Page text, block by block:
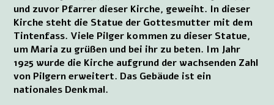
und zuvor Pfarrer dieser Kirche, geweiht. In dieser
Kirche steht die Statue der Gottesmutter mit dem
Tintenfass. Viele Pilger kommen zu dieser Statue,
um Maria zu grüßen und bei ihr zu beten. Im Jahr
1925 wurde die Kirche aufgrund der wachsenden Zahl
von Pilgern erweitert. Das Gebäude ist ein
nationales Denkmal.